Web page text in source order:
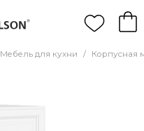
Мебель для кухни / Корпусная